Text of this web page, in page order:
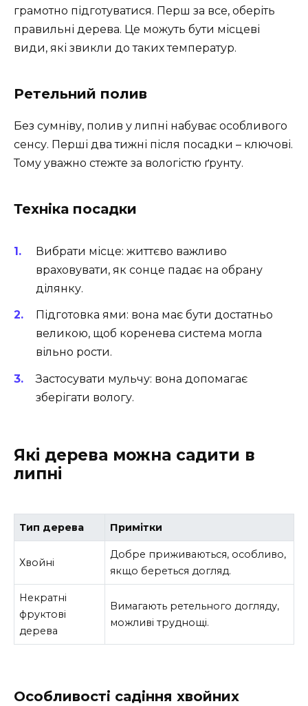
грамотно підготуватися. Перш за все, оберіть
правильні дерева. Це можуть бути місцеві
види, які звикли до таких температур.
Ретельний полив
Без сумніву, полив у липні набуває особливого
сенсу. Перші два тижні після посадки – ключові.
Тому уважно стежте за вологістю ґрунту.
Техніка посадки
Вибрати місце: життєво важливо
враховувати, як сонце падає на обрану
ділянку.
Підготовка ями: вона має бути достатньо
великою, щоб коренева система могла
вільно рости.
Застосувати мульчу: вона допомагає
зберігати вологу.
Які дерева можна садити в
липні
Тип дерева Примітки
Хвойні
Добре приживаються, особливо,
якщо береться догляд.
Некратні
фруктові
дерева
Вимагають ретельного догляду,
можливі труднощі.
Особливості садіння хвойних